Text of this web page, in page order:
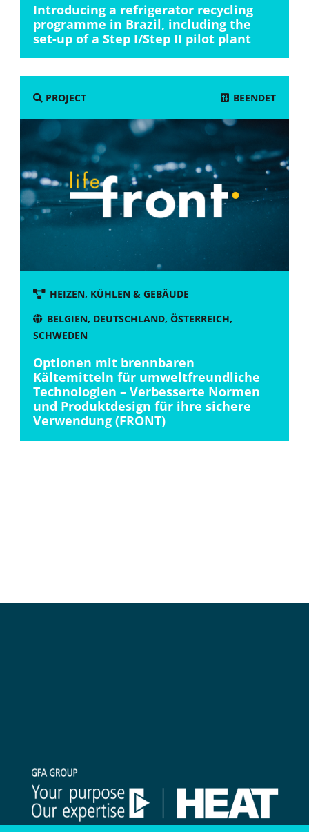
Introducing a refrigerator recycling
programme in Brazil, including the
set-up of a Step I/Step II pilot plant
PROJECT BEENDET
HEIZEN, KÜHLEN & GEBÄUDE
BELGIEN, DEUTSCHLAND, ÖSTERREICH,
SCHWEDEN
Optionen mit brennbaren
Kältemitteln für umweltfreundliche
Technologien – Verbesserte Normen
und Produktdesign für ihre sichere
Verwendung (FRONT)